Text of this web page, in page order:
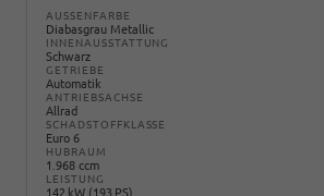
AUSSENFARBE
Diabasgrau Metallic
INNENAUSSTATTUNG
Schwarz
GETRIEBE
Automatik
ANTRIEBSACHSE
Allrad
SCHADSTOFFKLASSE
Euro 6
HUBRAUM
1.968 ccm
LEISTUNG
142 kW (193 PS)